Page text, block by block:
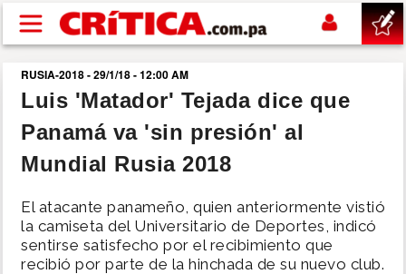
Pasar al contenido principal
buscar
SUCESOS
POLÍTICA
RUSIA-2018 - 29/1/18 - 12:00 AM
Luis 'Matador' Tejada dice que
Panamá va 'sin presión' al
Mundial Rusia 2018
El atacante panameño, quien anteriormente vistió
la camiseta del Universitario de Deportes, indicó
sentirse satisfecho por el recibimiento que
recibió por parte de la hinchada de su nuevo club.